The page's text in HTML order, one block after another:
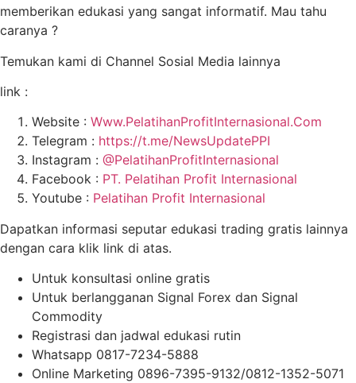
memberikan edukasi yang sangat informatif. Mau tahu
caranya ?
Temukan kami di Channel Sosial Media lainnya
link :
Website : Www.PelatihanProfitInternasional.Com
Telegram : https://t.me/NewsUpdatePPI
Instagram : @PelatihanProfitInternasional
Facebook : PT. Pelatihan Profit Internasional
Youtube : Pelatihan Profit Internasional
Dapatkan informasi seputar edukasi trading gratis lainnya
dengan cara klik link di atas.
Untuk konsultasi online gratis
Untuk berlangganan Signal Forex dan Signal
Commodity
Registrasi dan jadwal edukasi rutin
Whatsapp 0817-7234-5888
Online Marketing 0896-7395-9132/0812-1352-5071